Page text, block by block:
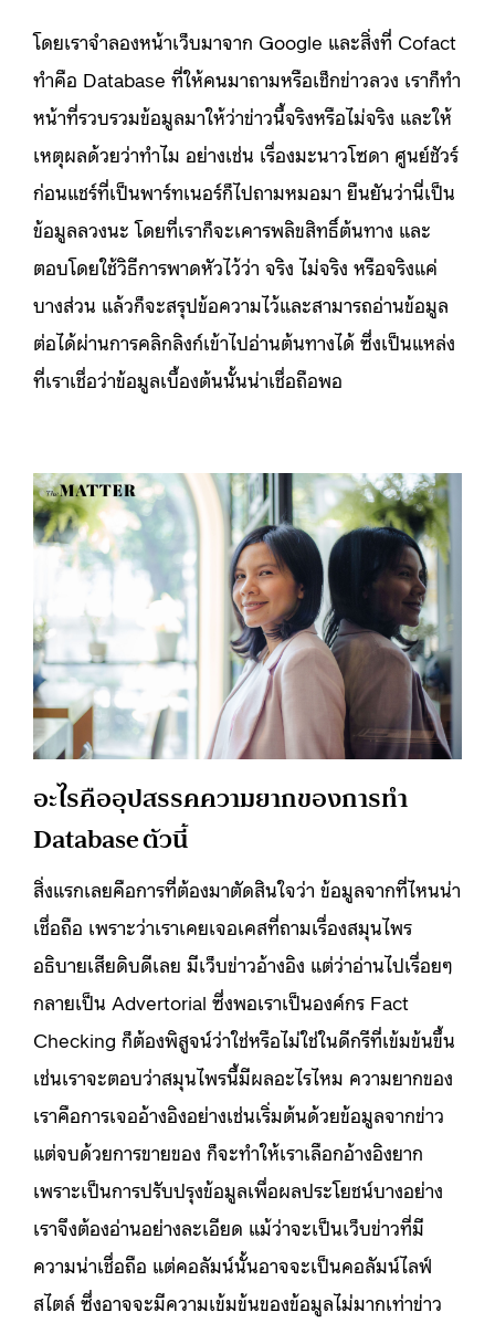
โดยเราจำลองหน้าเว็บมาจาก Google และสิ่งที่ Cofact
ทำคือ Database ที่ให้คนมาถามหรือเช็กข่าวลวง เราก็ทำ
หน้าที่รวบรวมข้อมูลมาให้ว่าข่าวนี้จริงหรือไม่จริง และให้
เหตุผลด้วยว่าทำไม อย่างเช่น เรื่องมะนาวโซดา ศูนย์ชัวร์
ก่อนแชร์ที่เป็นพาร์ทเนอร์ก็ไปถามหมอมา ยืนยันว่านี่เป็น
ข้อมูลลวงนะ โดยที่เราก็จะเคารพลิขสิทธิ์ต้นทาง และ
ตอบโดยใช้วิธีการพาดหัวไว้ว่า จริง ไม่จริง หรือจริงแค่
บางส่วน แล้วก็จะสรุปข้อความไว้และสามารถอ่านข้อมูล
ต่อได้ผ่านการคลิกลิงก์เข้าไปอ่านต้นทางได้ ซึ่งเป็นแหล่ง
ที่เราเชื่อว่าข้อมูลเบื้องต้นนั้นน่าเชื่อถือพอ
อะไรคืออุปสรรคความยากของการทำ
Database ตัวนี้
สิ่งแรกเลยคือการที่ต้องมาตัดสินใจว่า ข้อมูลจากที่ไหนน่า
เชื่อถือ เพราะว่าเราเคยเจอเคสที่ถามเรื่องสมุนไพร
อธิบายเสียดิบดีเลย มีเว็บข่าวอ้างอิง แต่ว่าอ่านไปเรื่อยๆ
กลายเป็น Advertorial ซึ่งพอเราเป็นองค์กร Fact
Checking ก็ต้องพิสูจน์ว่าใช่หรือไม่ใช่ในดีกรีที่เข้มข้นขึ้น
เช่นเราจะตอบว่าสมุนไพรนี้มีผลอะไรไหม ความยากของ
เราคือการเจออ้างอิงอย่างเช่นเริ่มต้นด้วยข้อมูลจากข่าว
แต่จบด้วยการขายของ ก็จะทำให้เราเลือกอ้างอิงยาก
เพราะเป็นการปรับปรุงข้อมูลเพื่อผลประโยชน์บางอย่าง
เราจึงต้องอ่านอย่างละเอียด แม้ว่าจะเป็นเว็บข่าวที่มี
ความน่าเชื่อถือ แต่คอลัมน์นั้นอาจจะเป็นคอลัมน์ไลฟ์
สไตล์ ซึ่งอาจจะมีความเข้มข้นของข้อมูลไม่มากเท่าข่าว